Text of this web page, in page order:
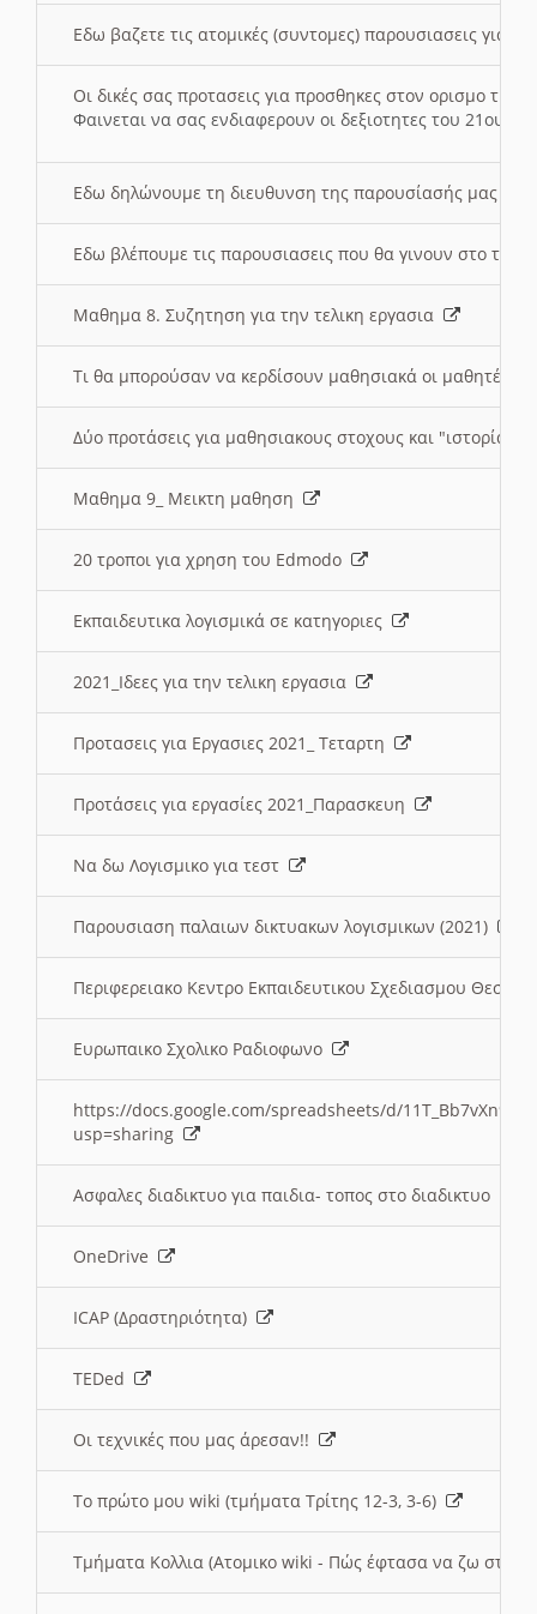
Εδω βαζετε τις ατομικές (συντομες) παρουσιασεις για
Οι δικές σας προτασεις για προσθηκες στον ορισμο
Φαινεται να σας ενδιαφερουν οι δεξιοτητες του 21ου
Εδω δηλώνουμε τη διευθυνση της παρουσίασής μας
Εδω βλέπουμε τις παρουσιασεις που θα γινουν στο
Μαθημα 8. Συζητηση για την τελικη εργασια
Τι θα μπορούσαν να κερδίσουν μαθησιακά οι μαθητές/
Δύο προτάσεις για μαθησιακους στοχους και "ιστορία"
Μαθημα 9_ Μεικτη μαθηση
20 τροποι για χρηση του Edmodo
Εκπαιδευτικα λογισμικά σε κατηγοριες
2021_Ιδεες για την τελικη εργασια
Προτασεις για Εργασιες 2021_ Τεταρτη
Προτάσεις για εργασίες 2021_Παρασκευη
Να δω Λογισμικο για τεστ
Παρουσιαση παλαιων δικτυακων λογισμικων (2021)
Περιφερειακο Κεντρο Εκπαιδευτικου Σχεδιασμου
Ευρωπαικο Σχολικο Ραδιοφωνο
https://docs.google.com/spreadsheets/d/
usp=sharing
Ασφαλες διαδικτυο για παιδια- τοπος στο διαδικτυο
OneDrive
ICAP (Δραστηριότητα)
TEDed
Οι τεχνικές που μας άρεσαν!!
Το πρώτο μου wiki (τμήματα Τρίτης 12-3, 3-6)
Τμήματα Κολλια (Ατομικο wiki - Πώς έφτασα να ζω στην